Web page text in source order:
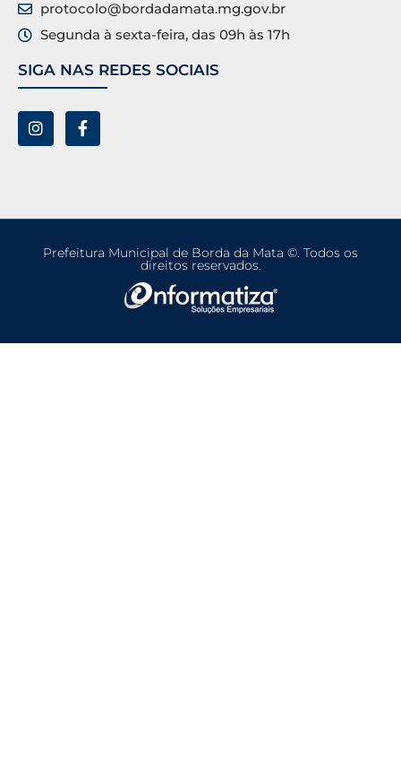
protocolo@bordadamata.mg.gov.br
Segunda à sexta-feira, das 09h às 17h
SIGA NAS REDES SOCIAIS
Prefeitura Municipal de Borda da Mata ©. Todos os
direitos reservados.